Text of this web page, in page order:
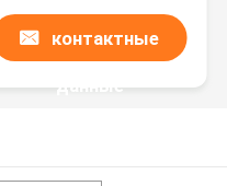
контактные
данные